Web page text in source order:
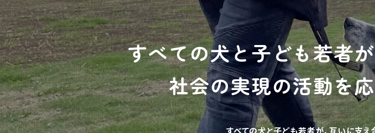
すべての犬と子ども若者
社会の実現の活動を
すべての犬と子ども若者が、互いに支え